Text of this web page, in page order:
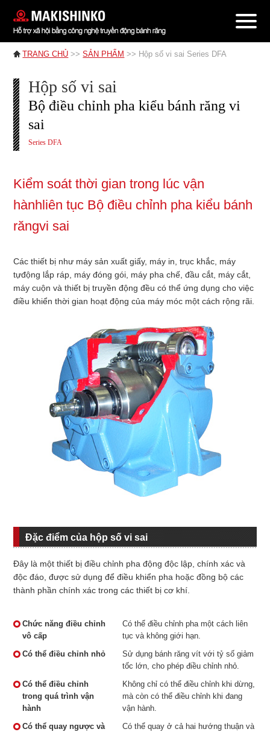
TRANG CHỦ >>SẢN PHẨM >> Hộp số vi sai Series DFA
Hộp số vi sai
Bộ điều chỉnh pha kiểu bánh răng vi
sai
Series DFA
Kiểm soát thời gian trong lúc vận
hànhliên tục Bộ điều chỉnh pha kiểu bánh
răngvi sai
Các thiết bị như máy sản xuất giấy, máy in, trục khắc, máy
tựđộng lắp ráp, máy đóng gói, máy pha chế, đầu cắt, máy cắt,
máy cuộn và thiết bị truyền động đều có thể ứng dụng cho việc
điều khiển thời gian hoạt động của máy móc một cách rộng rãi.
Đặc điểm của hộp số vi sai
Đây là một thiết bị điều chỉnh pha động độc lập, chính xác và
độc đáo, được sử dụng để điều khiển pha hoặc đồng bộ các
thành phần chính xác trong các thiết bị cơ khí.
Chức năng điều chỉnh
vô cấp
Có thể điều chỉnh pha một cách liên
tục và không giới hạn.
Có thể điều chỉnh nhỏ
Sử dụng bánh răng vít với tỷ số giảm
tốc lớn, cho phép điều chỉnh nhỏ.
Có thể điều chỉnh
trong quá trình vận
hành
Không chỉ có thể điều chỉnh khi dừng,
mà còn có thể điều chỉnh khi đang
vận hành.
Có thể quay ngược và
Có thể quay ở cả hai hướng thuận và